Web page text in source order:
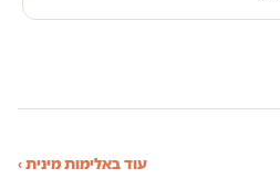
עוד באלימות מינית ›